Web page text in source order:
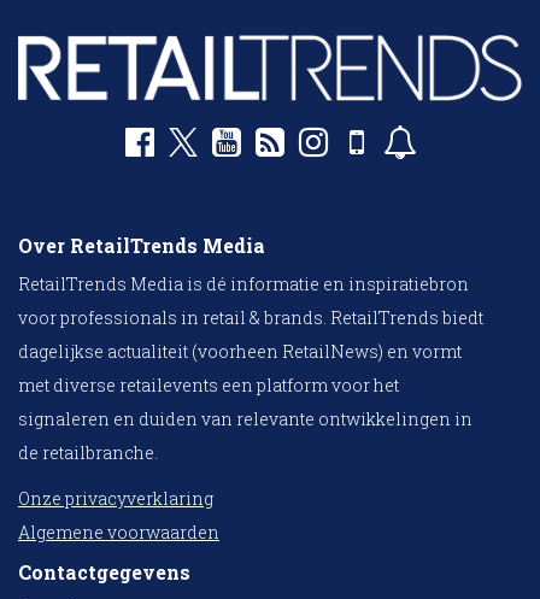
Over RetailTrends Media
RetailTrends Media is dé informatie en inspiratiebron
voor professionals in retail & brands. RetailTrends biedt
dagelijkse actualiteit (voorheen RetailNews) en vormt
met diverse retailevents een platform voor het
signaleren en duiden van relevante ontwikkelingen in
de retailbranche.
Onze privacyverklaring
Algemene voorwaarden
Contactgegevens